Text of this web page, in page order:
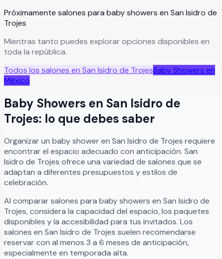
Próximamente salones para baby showers en San Isidro de
Trojes
Mientras tanto puedes explorar opciones disponibles en
toda la república.
Todos los salones en San Isidro de TrojesBaby Showers en
México
Baby Showers en San Isidro de
Trojes: lo que debes saber
Organizarun baby showeren San Isidro de Trojes requiere
encontrar el espacio adecuado con anticipación. San
Isidro de Trojes ofrece una variedad de salones que se
adaptan a diferentes presupuestos y estilos de
celebración.
Al comparar salones para baby showers en San Isidro de
Trojes, considera la capacidad del espacio, los paquetes
disponibles y la accesibilidad para tus invitados. Los
salones en San Isidro de Trojes suelen recomendarse
reservar con al menos 3 a 6 meses de anticipación,
especialmente en temporada alta.